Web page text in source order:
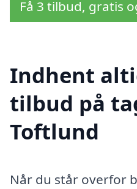
Få 3 tilbud, gratis
Indhent
tilbud på
Toftlund
Når du står overfor